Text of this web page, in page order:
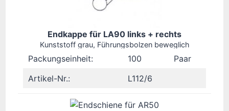
Endkappe für LA90 links + rechts
Kunststoff grau, Führungsbolzen beweglich
Packungseinheit: 100
Paar
Artikel-Nr.:
L112/6